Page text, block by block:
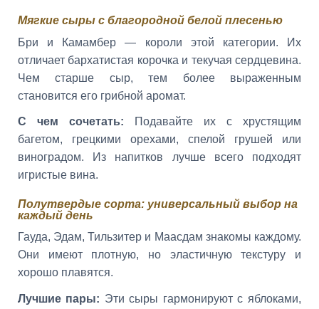
Мягкие сыры с благородной белой плесенью
Бри и Камамбер — короли этой категории. Их
отличает бархатистая корочка и текучая сердцевина.
Чем старше сыр, тем более выраженным
становится его грибной аромат.
С чем сочетать: Подавайте их с хрустящим
багетом, грецкими орехами, спелой грушей или
виноградом. Из напитков лучше всего подходят
игристые вина.
Полутвердые сорта: универсальный выбор на
каждый день
Гауда, Эдам, Тильзитер и Маасдам знакомы каждому.
Они имеют плотную, но эластичную текстуру и
хорошо плавятся.
Лучшие пары: Эти сыры гармонируют с яблоками,